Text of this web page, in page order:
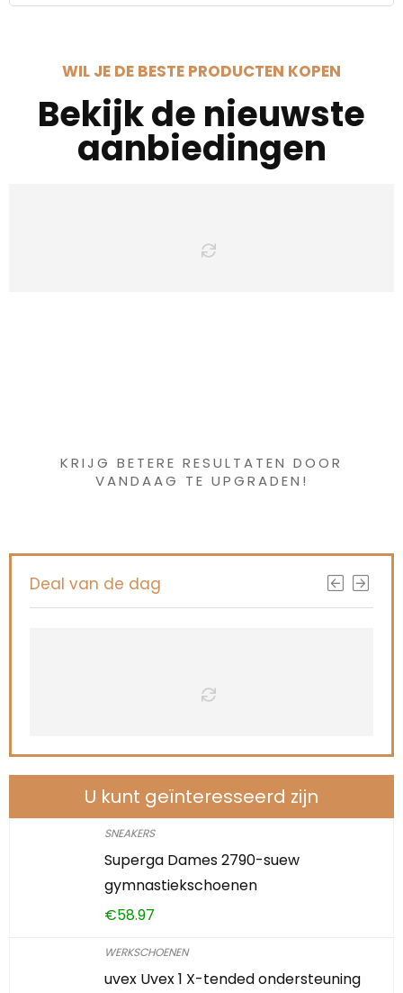
WIL JE DE BESTE PRODUCTEN KOPEN
Bekijk de nieuwste
aanbiedingen
KRIJG BETERE RESULTATEN DOOR
VANDAAG TE UPGRADEN!
Deal van de dag
U kunt geïnteresseerd zijn
SNEAKERS
Superga Dames 2790-suew
gymnastiekschoenen
€58.97
WERKSCHOENEN
uvex Uvex 1 X-tended ondersteuning